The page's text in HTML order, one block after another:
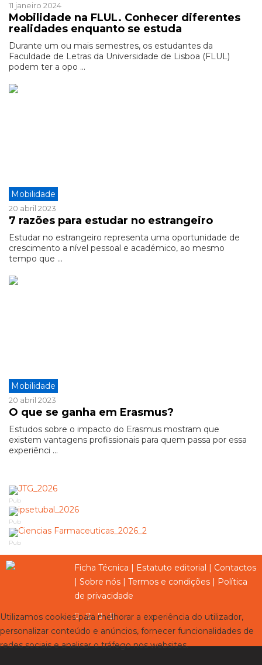
11 janeiro 2024
Mobilidade na FLUL. Conhecer diferentes
realidades enquanto se estuda
Durante um ou mais semestres, os estudantes da
Faculdade de Letras da Universidade de Lisboa (FLUL)
podem ter a opo ...
Mobilidade
20 abril 2023
7 razões para estudar no estrangeiro
Estudar no estrangeiro representa uma oportunidade de
crescimento a nível pessoal e académico, ao mesmo
tempo que ...
Mobilidade
20 abril 2023
O que se ganha em Erasmus?
Estudos sobre o impacto do Erasmus mostram que
existem vantagens profissionais para quem passa por essa
experiênci ...
Pub
Pub
Pub
Ficha Técnica | Estatuto editorial | Contactos
| Sobre nós | Termos e condições | Política
de privacidade
Utilizamos cookies para melhorar a experiência do utilizador,
personalizar conteúdo e anúncios, fornecer funcionalidades de
redes sociais e analisar o tráfego nos websites.